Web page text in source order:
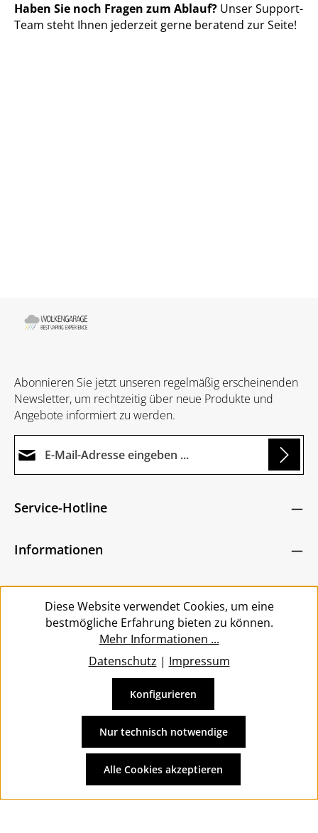
Haben Sie noch Fragen zum Ablauf? Unser Support-
Team steht Ihnen jederzeit gerne beratend zur Seite!
Abonnieren Sie jetzt unseren regelmäßig erscheinenden
Newsletter, um rechtzeitig über neue Produkte und
Angebote informiert zu werden.
Ich habe dieDatenschutzbestimmungen
bin mit ihnen einverstanden.
Zeichen ein*
Die mit einem Stern (*) markierten Felder sind
Service-Hotline
Informationen
Service
Vertrag widerrufen
und ggf. Nachnahmegebühren, wenn nicht anders
angegeben.
Diese Website verwendet Cookies, um eine
bestmögliche Erfahrung bieten zu können.
Mehr Informationen ...
Datenschutz | Impressum
Nur technisch notwendige
Konfigurieren
Alle Cookies akzeptieren